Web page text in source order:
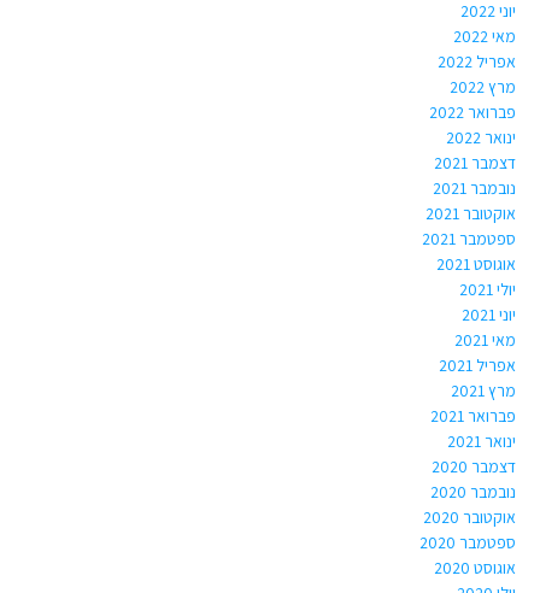
יוני 2022
מאי 2022
אפריל 2022
מרץ 2022
פברואר 2022
ינואר 2022
דצמבר 2021
נובמבר 2021
אוקטובר 2021
ספטמבר 2021
אוגוסט 2021
יולי 2021
יוני 2021
מאי 2021
אפריל 2021
מרץ 2021
פברואר 2021
ינואר 2021
דצמבר 2020
נובמבר 2020
אוקטובר 2020
ספטמבר 2020
אוגוסט 2020